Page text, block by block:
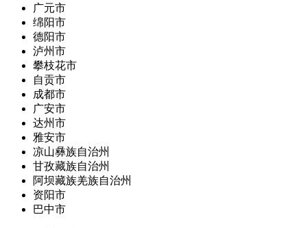
广元市
绵阳市
德阳市
泸州市
攀枝花市
自贡市
成都市
广安市
达州市
雅安市
凉山彝族自治州
甘孜藏族自治州
阿坝藏族羌族自治州
资阳市
巴中市